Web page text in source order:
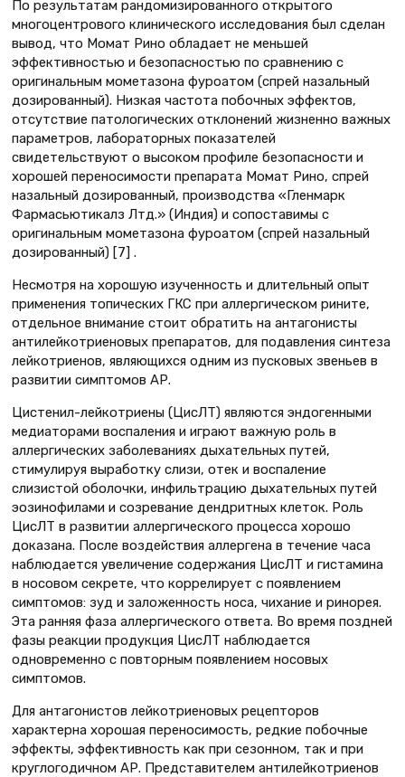
По результатам рандомизированного открытого
многоцентрового клинического исследования был сделан
вывод, что Момат Рино обладает не меньшей
эффективностью и безопасностью по сравнению с
оригинальным мометазона фуроатом (спрей назальный
дозированный). Низкая частота побочных эффектов,
отсутствие патологических отклонений жизненно важных
параметров, лабораторных показателей
свидетельствуют о высоком профиле безопасности и
хорошей переносимости препарата Момат Рино, спрей
назальный дозированный, производства «Гленмарк
Фармасьютикалз Лтд.» (Индия) и сопоставимы с
оригинальным мометазона фуроатом (спрей назальный
дозированный) [7] .
Несмотря на хорошую изученность и длительный опыт
применения топических ГКС при аллергическом рините,
отдельное внимание стоит обратить на антагонисты
антилейкотриеновых препаратов, для подавления синтеза
лейкотриенов, являющихся одним из пусковых звеньев в
развитии симптомов АР.
Цистенил-лейкотриены (ЦисЛТ) являются эндогенными
медиаторами воспаления и играют важную роль в
аллергических заболеваниях дыхательных путей,
стимулируя выработку слизи, отек и воспаление
слизистой оболочки, инфильтрацию дыхательных путей
эозинофилами и созревание дендритных клеток. Роль
ЦисЛТ в развитии аллергического процесса хорошо
доказана. После воздействия аллергена в течение часа
наблюдается увеличение содержания ЦисЛТ и гистамина
в носовом секрете, что коррелирует с появлением
симптомов: зуд и заложенность носа, чихание и ринорея.
Эта ранняя фаза аллергического ответа. Во время поздней
фазы реакции продукция ЦисЛТ наблюдается
одновременно с повторным появлением носовых
симптомов.
Для антагонистов лейкотриеновых рецепторов
характерна хорошая переносимость, редкие побочные
эффекты, эффективность как при сезонном, так и при
круглогодичном АР. Представителем антилейкотриенов